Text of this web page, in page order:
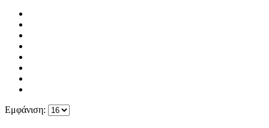
Εμφάνιση: